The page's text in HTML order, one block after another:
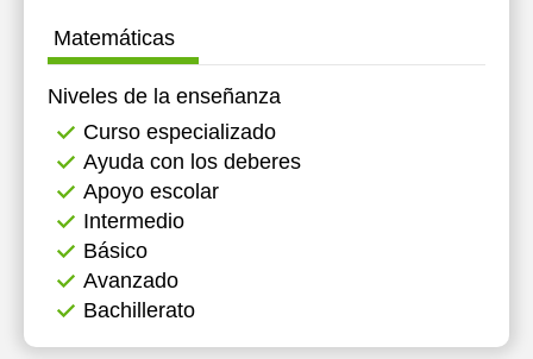
Matemáticas
Niveles de la enseñanza
Curso especializado
Ayuda con los deberes
Apoyo escolar
Intermedio
Básico
Avanzado
Bachillerato
16:00